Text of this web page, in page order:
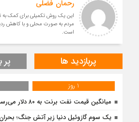
رحمان فضلی
این یک روش تکمیلی برای کمک به
مردم به صورت محلی و با کاهش
است.
پربازدید ها
1 روز
میانگین قیمت نفت برنت به ۸۰ دلار می‌رسد
یک سوم گازوئیل دنیا زیر آتش جنگ؛